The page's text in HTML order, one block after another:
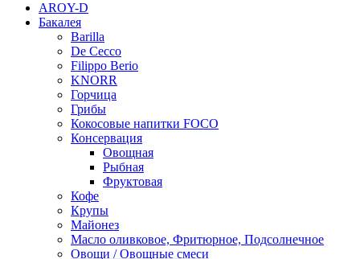
AROY-D
Бакалея
Barilla
De Cecco
Filippo Berio
KNORR
Горчица
Грибы
Кокосовые напитки FOCO
Консервация
Овощная
Рыбная
Фруктовая
Кофе
Крупы
Майонез
Масло оливковое, Фритюрное, Подсолнечное
Овощи / Овощные смеси